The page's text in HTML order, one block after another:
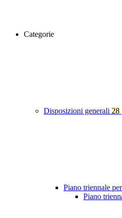
Categorie
Disposizioni generali 28
Piano triennale
Piano